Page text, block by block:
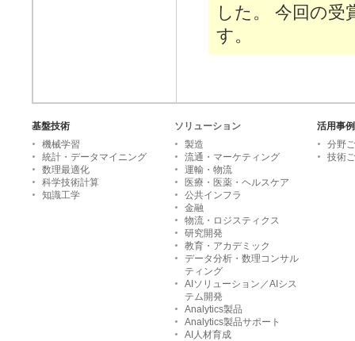
した。 今回の受
す。
基盤技術
機械学習
統計・データマイニング
数理最適化
科学技術計算
知識工学
ソリューション
製造
流通・マーケティング
運輸・物流
医療・医薬・ヘルスケア
公共インフラ
金融
物流・ロジスティクス
研究開発
教育・アカデミック
データ分析・数理コンサル
ティング
AIソリューション／AIシス
テム開発
Analytics製品
Analytics製品サポート
AI人材育成
活用事例
分野
技術